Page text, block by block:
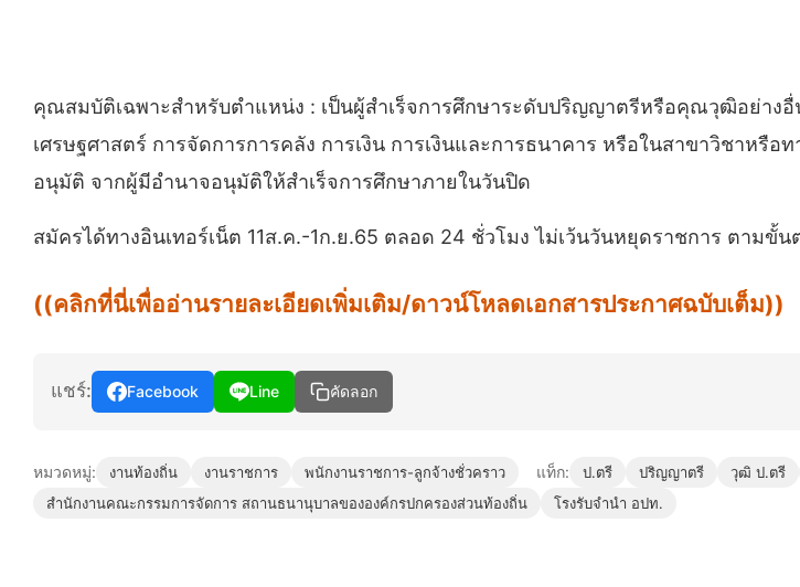
คุณสมบัติเฉพาะสำหรับตำแหน่ง : เป็นผู้สำเร็จการศึกษาระดับปริญญาตรีหรือคุณวุฒิอย่าง
เศรษฐศาสตร์ การจัดการการคลัง การเงิน การเงินและการธนาคาร หรือในสาขาวิชาหรื
อนุมัติ จากผู้มีอำนาจอนุมัติให้สำเร็จการศึกษาภายในวันปิด
สมัครได้ทางอินเทอร์เน็ต 11ส.ค.-1ก.ย.65 ตลอด 24 ชั่วโมง ไม่เว้นวันหยุดราชการ ตามขั้น
((คลิกที่นี่เพื่ออ่านรายละเอียดเพิ่มเติม/ดาวน์โหลดเอกสารประกาศฉบับเต็ม))
แชร์: Facebook Line คัดลอก
หมวดหมู่: งานท้องถิ่น งานราชการ พนักงานราชการ-ลูกจ้างชั่วคราว แท็ก: ป.ตรี ปริญญาตรี วุฒิ ป.ตรี
สำนักงานคณะกรรมการจัดการ สถานธนานุบาลขององค์กรปกครองส่วนท้องถิ่น
โรงรับจำนำ อปท.